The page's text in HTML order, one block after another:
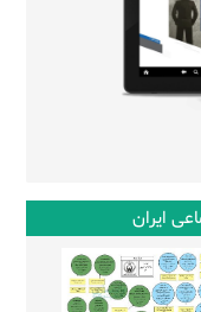
ایران